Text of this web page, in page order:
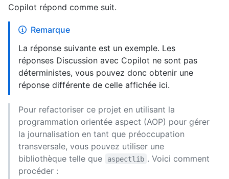
Copilot répond comme suit.
Remarque
La réponse suivante est un exemple. Les
réponses Discussion avec Copilot ne sont pas
déterministes, vous pouvez donc obtenir une
réponse différente de celle affichée ici.
Pour refactoriser ce projet en utilisant la
programmation orientée aspect (AOP) pour gérer
la journalisation en tant que préoccupation
transversale, vous pouvez utiliser une
bibliothèque telle que
aspectlib . Voici comment
procéder :